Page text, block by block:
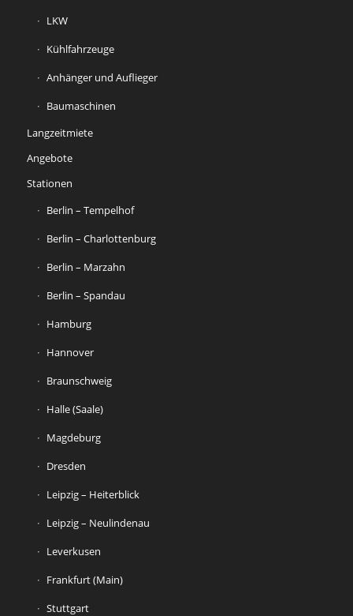
LKW
Kühlfahrzeuge
Anhänger und Auflieger
Baumaschinen
Langzeitmiete
Angebote
Stationen
Berlin – Tempelhof
Berlin – Charlottenburg
Berlin – Marzahn
Berlin – Spandau
Hamburg
Hannover
Braunschweig
Halle (Saale)
Magdeburg
Dresden
Leipzig – Heiterblick
Leipzig – Neulindenau
Leverkusen
Frankfurt (Main)
Stuttgart